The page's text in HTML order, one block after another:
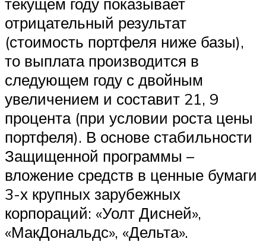
отрицательный результат
(стоимость портфеля ниже базы),
то выплата производится в
следующем году с двойным
увеличением и составит 21, 9
процента (при условии роста цены
портфеля). В основе стабильности
Защищенной программы –
вложение средств в ценные бумаги
3-х крупных зарубежных
корпораций: «Уолт Дисней»,
«МакДональдс», «Дельта».